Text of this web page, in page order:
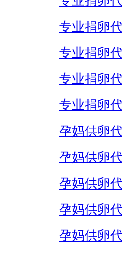
专业捐卵
专业捐卵
专业捐卵
专业捐卵
孕妈供卵
孕妈供卵
孕妈供卵
孕妈供卵
孕妈供卵